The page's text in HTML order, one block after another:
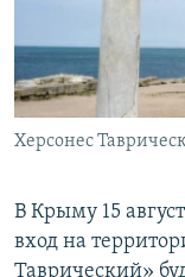
ELIFBE
УКРАИНСКАЯ
Херсонес
В Крыму 15
вход на
Таврический»